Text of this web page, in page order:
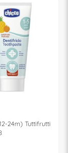
24m) Tuttifrutti